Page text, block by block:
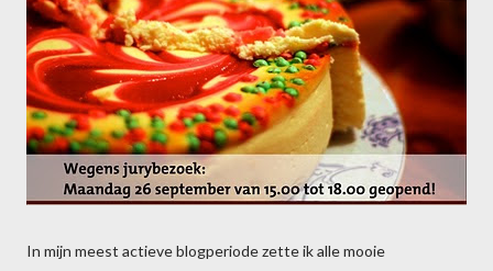
In mijn meest actieve blogperiode zette ik alle mooie